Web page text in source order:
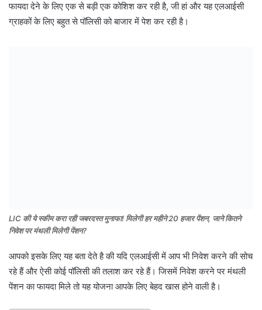
फायदा देने के लिए एक से बड़ी एक कोशिश कर रही है, जी हां और यह एलआईसी
ग्राहकों के लिए बहुत से पॉलिसी को बाजार में पेश कर रही है।
LIC की ये स्कीम करा रही जबरदस्त मुनाफा! मिलेगी हर महीने 20 हजार पेंशन, जाने कितने
निवेश पर मंथली मिलेगी पेंशन?
आपको इसके लिए यह बता देते है की यदि एलआईसी में आप भी निवेश करने की सोच
रहे हैं और ऐसी कोई पॉलिसी की तलाश कर रहे हैं। जिसमें निवेश करने पर मंथली
पेंशन का फायदा मिले तो यह योजना आपके लिए बेहद खास होने वाली है।